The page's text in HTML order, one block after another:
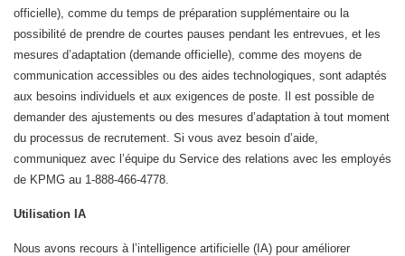
officielle), comme du temps de préparation supplémentaire ou la
possibilité de prendre de courtes pauses pendant les entrevues, et les
mesures d’adaptation (demande officielle), comme des moyens de
communication accessibles ou des aides technologiques, sont adaptés
aux besoins individuels et aux exigences de poste. Il est possible de
demander des ajustements ou des mesures d’adaptation à tout moment
du processus de recrutement. Si vous avez besoin d’aide,
communiquez avec l’équipe du Service des relations avec les employés
de KPMG au 1-888-466-4778.
Utilisation IA
Nous avons recours à l’intelligence artificielle (IA) pour améliorer